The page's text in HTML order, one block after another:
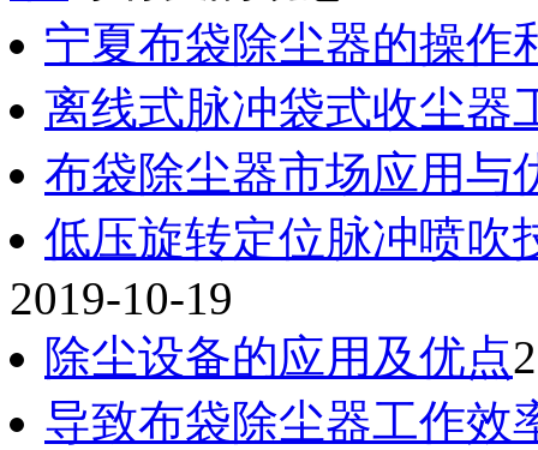
宁夏布袋除尘器的操作
离线式脉冲袋式收尘器
布袋除尘器市场应用与
低压旋转定位脉冲喷吹
2019-10-19
除尘设备的应用及优点
导致布袋除尘器工作效